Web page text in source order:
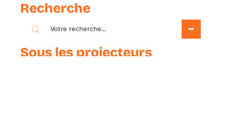
Recherche
Sous les projecteurs